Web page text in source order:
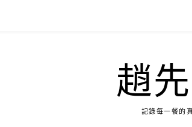
趙
記錄每一餐的